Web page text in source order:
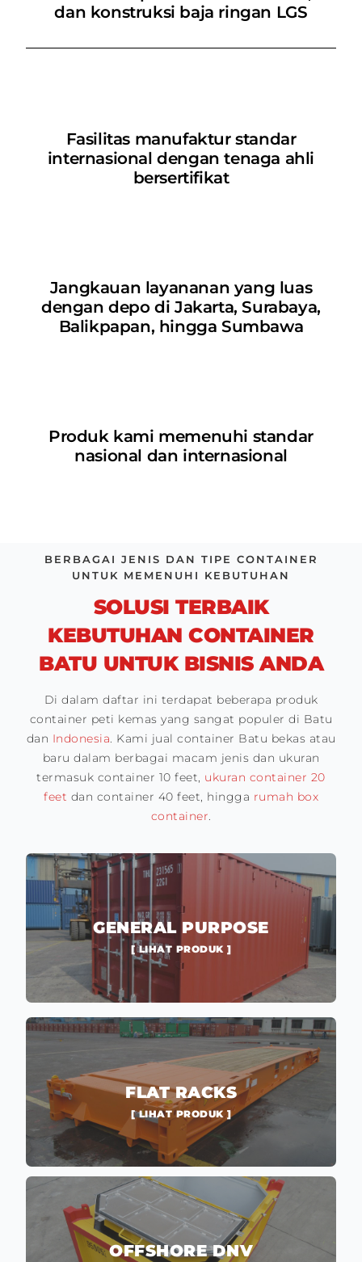
dan konstruksi baja ringan LGS
Fasilitas manufaktur standar
internasional dengan tenaga ahli
bersertifikat
Jangkauan layananan yang luas
dengan depo di Jakarta, Surabaya,
Balikpapan, hingga Sumbawa
Produk kami memenuhi standar
nasional dan internasional
BERBAGAI JENIS DAN TIPE CONTAINER
UNTUK MEMENUHI KEBUTUHAN
SOLUSI TERBAIK
KEBUTUHAN CONTAINER
BATU UNTUK BISNIS ANDA
Di dalam daftar ini terdapat beberapa produk
container peti kemas yang sangat populer di Batu
dan Indonesia. Kami jual container Batu bekas atau
baru dalam berbagai macam jenis dan ukuran
termasuk container 10 feet, ukuran container 20
feet dan container 40 feet, hingga rumah box
container.
GENERAL PURPOSE
[ LIHAT PRODUK ]
FLAT RACKS
[ LIHAT PRODUK ]
OFFSHORE DNV